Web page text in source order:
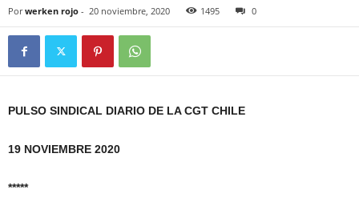
Por werken rojo - 20 noviembre, 2020 1495 0
PULSO SINDICAL DIARIO DE LA CGT CHILE
19 NOVIEMBRE 2020
*****